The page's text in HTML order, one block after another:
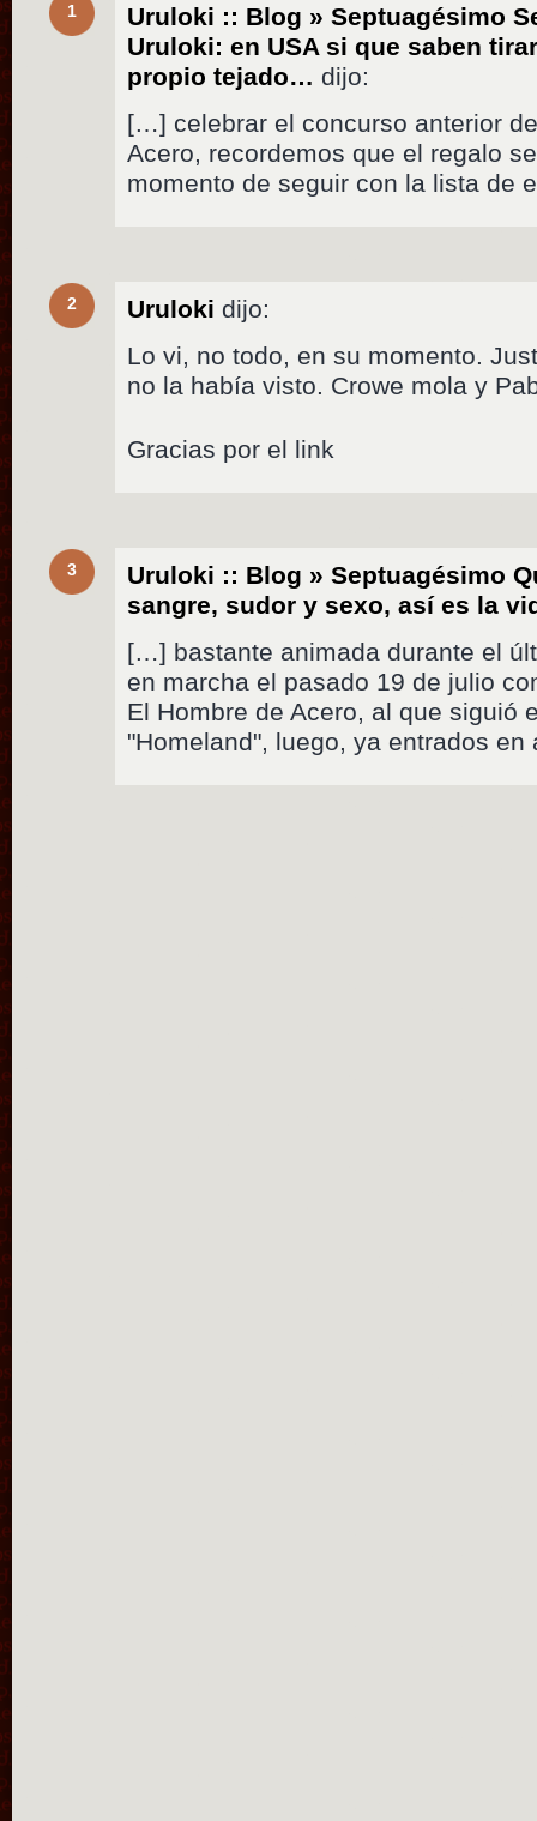
1
Uruloki :: Blog » Septuagésimo
Uruloki: en USA si que saben
propio tejado… dijo:
[…] celebrar el concurso anterior
Acero, recordemos que el regalo
momento de seguir con la lista de
2 Uruloki dijo:
Lo vi, no todo, en su momento.
no la había visto. Crowe mola y
Gracias por el link
3
Uruloki :: Blog » Septuagésimo
sangre, sudor y sexo, así es la
[…] bastante animada durante el
en marcha el pasado 19 de julio
El Hombre de Acero, al que siguió
"Homeland", luego, ya entrados